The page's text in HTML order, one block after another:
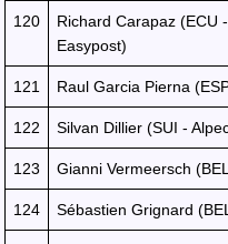
120
Richard Carapaz (ECU
Easypost)
121 Raul Garcia Pierna
122 Silvan Dillier (SUI -
123 Gianni Vermeersch
124 Sébastien Grignard